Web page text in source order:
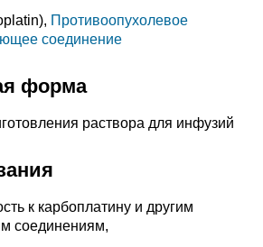
Противоопухолевое
соединение
форма
раствора для инфузий
к карбоплатину и другим
соединениям,